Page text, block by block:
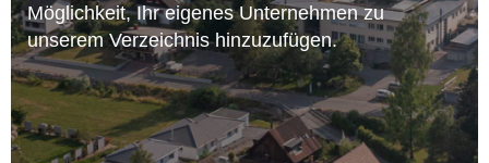
Möglichkeit, Ihr eigenes Unternehmen zu
unserem Verzeichnis hinzuzufügen.